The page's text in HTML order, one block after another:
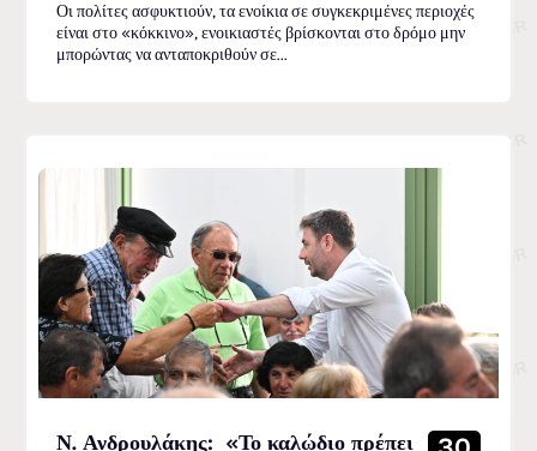
Οι πολίτες ασφυκτιούν, τα ενοίκια σε συγκεκριμένες περιοχές
είναι στο «κόκκινο», ενοικιαστές βρίσκονται στο δρόμο μην
μπορώντας να ανταποκριθούν σε...
Ν. Ανδρουλάκης: «Το καλώδιο πρέπει